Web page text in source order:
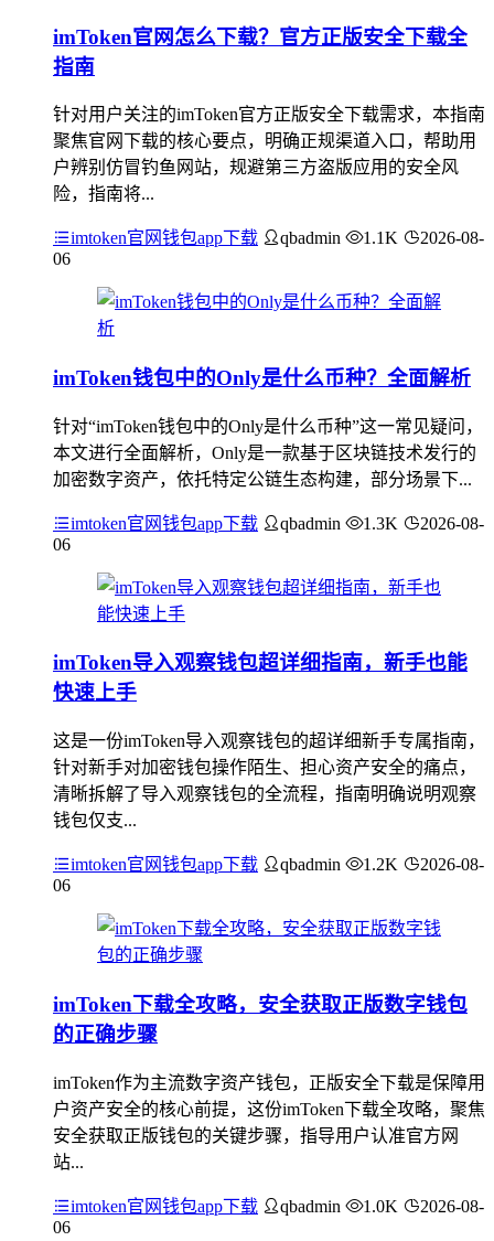
imToken官网怎么下载？官方正版安全下载全
指南
针对用户关注的imToken官方正版安全下载需求，本指南
聚焦官网下载的核心要点，明确正规渠道入口，帮助用
户辨别仿冒钓鱼网站，规避第三方盗版应用的安全风
险，指南将...
imtoken官网钱包app下载 qbadmin 1.1K
2026-08-
06
imToken钱包中的Only是什么币种？全面解析
针对“imToken钱包中的Only是什么币种”这一常见疑问，
本文进行全面解析，Only是一款基于区块链技术发行的
加密数字资产，依托特定公链生态构建，部分场景下...
imtoken官网钱包app下载 qbadmin 1.3K
2026-08-
06
imToken导入观察钱包超详细指南，新手也能
快速上手
这是一份imToken导入观察钱包的超详细新手专属指南，
针对新手对加密钱包操作陌生、担心资产安全的痛点，
清晰拆解了导入观察钱包的全流程，指南明确说明观察
钱包仅支...
imtoken官网钱包app下载 qbadmin 1.2K
2026-08-
06
imToken下载全攻略，安全获取正版数字钱包
的正确步骤
imToken作为主流数字资产钱包，正版安全下载是保障用
户资产安全的核心前提，这份imToken下载全攻略，聚焦
安全获取正版钱包的关键步骤，指导用户认准官方网
站...
imtoken官网钱包app下载 qbadmin 1.0K
2026-08-
06